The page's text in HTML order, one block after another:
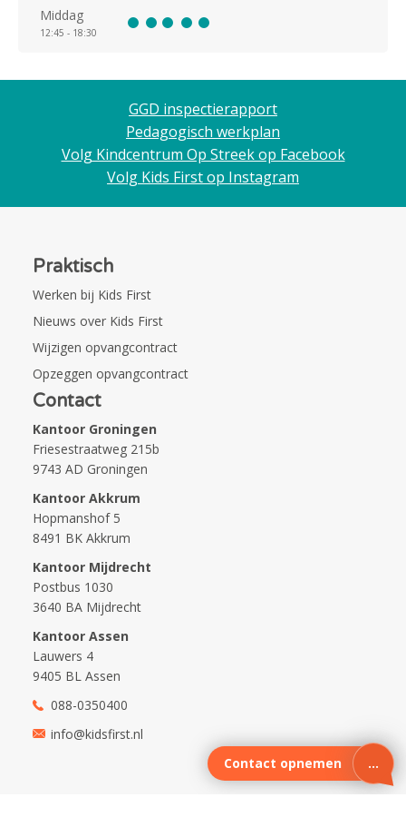
Middag
12:45 - 18:30
GGD inspectierapport
Pedagogisch werkplan
Volg Kindcentrum Op Streek op Facebook
Volg Kids First op Instagram
Praktisch
Werken bij Kids First
Nieuws over Kids First
Wijzigen opvangcontract
Opzeggen opvangcontract
Contact
Kantoor Groningen
Friesestraatweg 215b
9743 AD Groningen
Kantoor Akkrum
Hopmanshof 5
8491 BK Akkrum
Kantoor Mijdrecht
Postbus 1030
3640 BA Mijdrecht
Kantoor Assen
Lauwers 4
9405 BL Assen
088-0350400
info@kidsfirst.nl
Contact opnemen